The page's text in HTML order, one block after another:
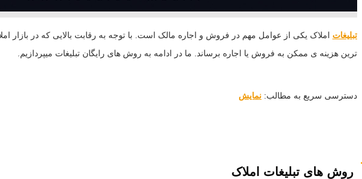
تبلیغات املاک یکی از عوامل مهم در فروش و اجاره مالک است. با توجه به رقابت بالایی که در بازار
ترین هزینه ی ممکن به فروش یا اجاره برساند. ما در ادامه به روش های رایگان تبلیغات میپردازیم.
دسترسی سریع به مطالب: نمایش
روش های تبلیغات املاک